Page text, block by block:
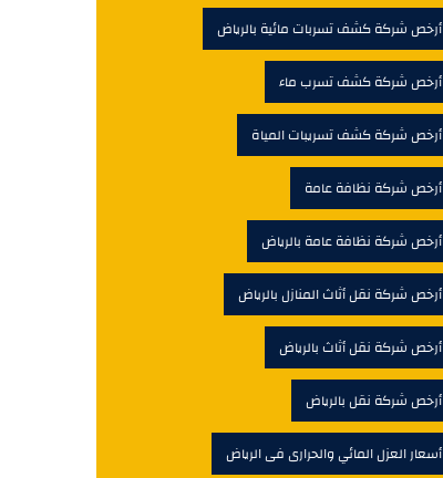
أرخص شركة كشف تسربات مائية بالرياض
أرخص شركة كشف تسرب ماء
أرخص شركة كشف تسريبات المياة
أرخص شركة نظافة عامة
أرخص شركة نظافة عامة بالرياض
أرخص شركة نقل أثاث المنازل بالرياض
أرخص شركة نقل أثاث بالرياض
أرخص شركة نقل بالرياض
أسعار العزل المائي والحرارى فى الرياض